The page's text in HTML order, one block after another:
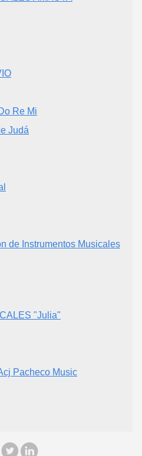
Re Mi
Judá
de Instrumentos Musicales
"Julia"
Pacheco Music